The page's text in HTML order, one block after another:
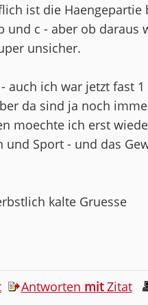
ist die
und c - aber ob daraus
unsicher.
auch ich war jetzt fast
da sind ja noch
moechte ich erst
Sport - und das
kalte Gruesse
Antworten mitZitat